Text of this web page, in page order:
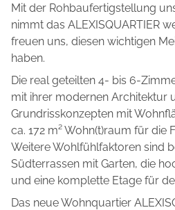
Mit der Rohbaufertigstellung
nimmt das ALEXISQUARTIER
freuen uns, diesen wichtigen
haben.
Die real geteilten 4- bis 6-
mit ihrer modernen Architektur
Grundrisskonzepten mit
ca. 172 m² Wohn(t)raum für die
Weitere Wohlfühlfaktoren sind
Südterrassen mit Garten, die
und eine komplette Etage für
Das neue Wohnquartier